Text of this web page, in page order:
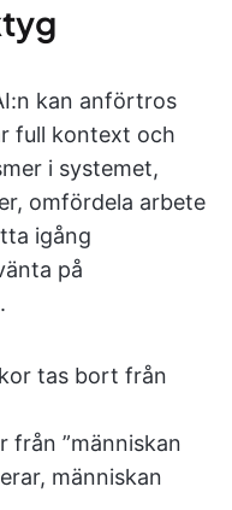
kan anförtros
full kontext och
i systemet,
omfördela arbete
igång
på
tas bort från
från ”människan
människan